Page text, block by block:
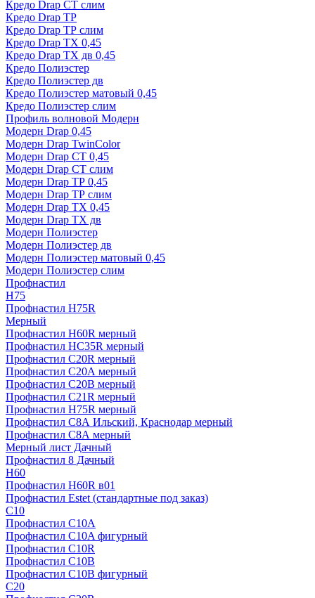
Кредо Drap СТ слим
Кредо Drap ТР
Кредо Drap ТР слим
Кредо Drap ТХ 0,45
Кредо Drap ТХ дв 0,45
Кредо Полиэстер
Кредо Полиэстер дв
Кредо Полиэстер матовый 0,45
Кредо Полиэстер слим
Профиль волновой Модерн
Модерн Drap 0,45
Модерн Drap TwinColor
Модерн Drap СТ 0,45
Модерн Drap СТ слим
Модерн Drap ТР 0,45
Модерн Drap ТР слим
Модерн Drap ТХ 0,45
Модерн Drap ТХ дв
Модерн Полиэстер
Модерн Полиэстер дв
Модерн Полиэстер матовый 0,45
Модерн Полиэстер слим
Профнастил
H75
Профнастил H75R
Мерный
Профнастил H60R мерный
Профнастил HC35R мерный
Профнастил С20R мерный
Профнастил С20А мерный
Профнастил С20В мерный
Профнастил С21R мерный
Профнастил Н75R мерный
Профнастил С8А Ильский, Краснодар мерный
Профнастил С8А мерный
Мерный лист Дачный
Профнастил 8 Дачный
Н60
Профнастил H60R в01
Профнастил Estet (стандартные под заказ)
C10
Профнастил С10A
Профнастил С10A фигурный
Профнастил С10R
Профнастил С10В
Профнастил С10В фигурный
C20